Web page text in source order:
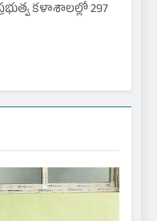
కళాశాలల్లో 297